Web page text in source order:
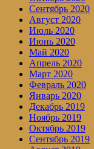
Сентябрь 2020
Август 2020
Июль 2020
Июнь 2020
Май 2020
Апрель 2020
Март 2020
Февраль 2020
Январь 2020
Декабрь 2019
Ноябрь 2019
Октябрь 2019
Сентябрь 2019